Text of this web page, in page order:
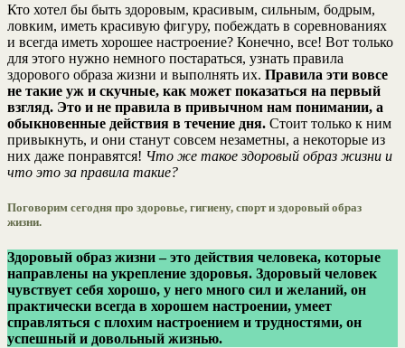
Кто хотел бы быть здоровым, красивым, сильным, бодрым,
ловким, иметь красивую фигуру, побеждать в соревнованиях
и всегда иметь хорошее настроение? Конечно, все! Вот только
для этого нужно немного постараться, узнать правила
здорового образа жизни и выполнять их. Правила эти вовсе
не такие уж и скучные, как может показаться на первый
взгляд. Это и не правила в привычном нам понимании, а
обыкновенные действия в течение дня. Стоит только к ним
привыкнуть, и они станут совсем незаметны, а некоторые из
них даже понравятся! Что же такое здоровый образ жизни и
что это за правила такие?
Поговорим сегодня про здоровье, гигиену, спорт и здоровый образ
жизни.
Здоровый образ жизни – это действия человека, которые
направлены на укрепление здоровья. Здоровый человек
чувствует себя хорошо, у него много сил и желаний, он
практически всегда в хорошем настроении, умеет
справляться с плохим настроением и трудностями, он
успешный и довольный жизнью.